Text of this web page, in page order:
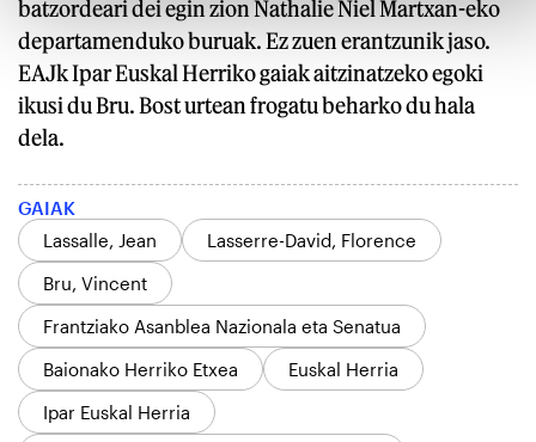
batzordeari dei egin zion Nathalie Niel Martxan-eko
departamenduko buruak. Ez zuen erantzunik jaso.
EAJk Ipar Euskal Herriko gaiak aitzinatzeko egoki
ikusi du Bru. Bost urtean frogatu beharko du hala
dela.
GAIAK
Lassalle, Jean
Lasserre-David, Florence
Bru, Vincent
Frantziako Asanblea Nazionala eta Senatua
Baionako Herriko Etxea
Euskal Herria
Ipar Euskal Herria